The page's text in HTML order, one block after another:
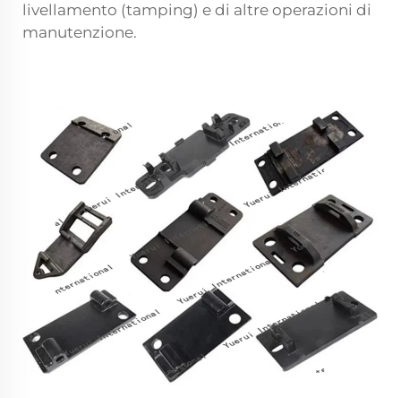
livellamento (tamping) e di altre operazioni di
manutenzione.